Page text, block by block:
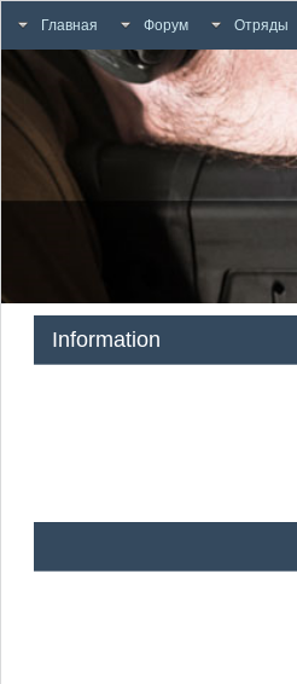
Главная Форум Отряды
Information